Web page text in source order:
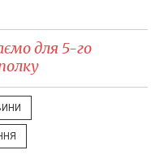
для 5-го